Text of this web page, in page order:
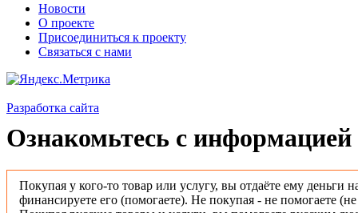
Новости
О проекте
Присоединиться к проекту
Связаться с нами
Разработка сайта
Ознакомьтесь с информацией
Покупая у кого-то товар или услугу, вы отдаёте ему деньги
финансируете его (помогаете). Не покупая - не помогаете